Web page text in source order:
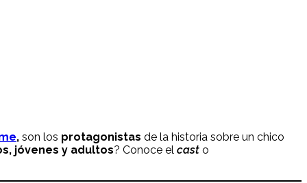
, son los protagonistas de la historia sobre un chico
jóvenes y adultos? Conoce el cast o